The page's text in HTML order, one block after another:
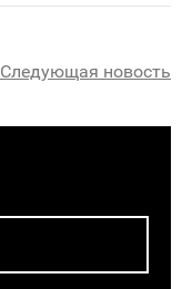
Следующая новость